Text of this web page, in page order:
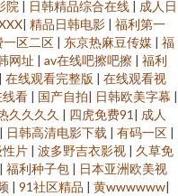
院 | 日韩精品综合在线 | 成人日
| 精品日韩电影 | 福利第一
一区二区 | 东京热麻豆传媒 | 福
网址 | av在线吧擦吧擦 | 福利
| 在线观看完整版 | 在线观看视
看 | 国产自拍| 日韩欧美字幕 |
久久久久 | 四虎免费91 | 成人
| 日韩高清电影下载 | 有码一区 |
性片 | 波多野吉衣影视 | 久草免
| 福利种子包 | 日本亚洲欧美视
| 91社区精品 | 黄wwwwww|